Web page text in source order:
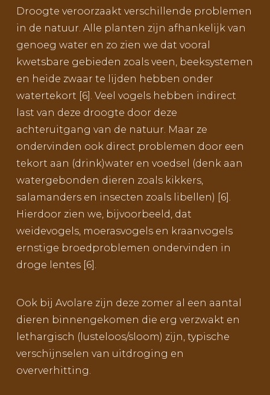
Droogte veroorzaakt verschillende problemen
in de natuur. Alle planten zijn afhankelijk van
genoeg water en zo zien we dat vooral
kwetsbare gebieden zoals veen, beeksystemen
en heide zwaar te lijden hebben onder
watertekort [6]. Veel vogels hebben indirect
last van deze droogte door deze
achteruitgang van de natuur. Maar ze
ondervinden ook direct problemen door een
tekort aan (drink)water en voedsel (denk aan
watergebonden dieren zoals kikkers,
salamanders en insecten zoals libellen) [6].
Hierdoor zien we, bijvoorbeeld, dat
weidevogels, moerasvogels en kraanvogels
ernstige broedproblemen ondervinden in
droge lentes [6].
Ook bij Avolare zijn deze zomer al een aantal
dieren binnengekomen die erg verzwakt en
lethargisch (lusteloos/sloom) zijn, typische
verschijnselen van uitdroging en
oververhitting.